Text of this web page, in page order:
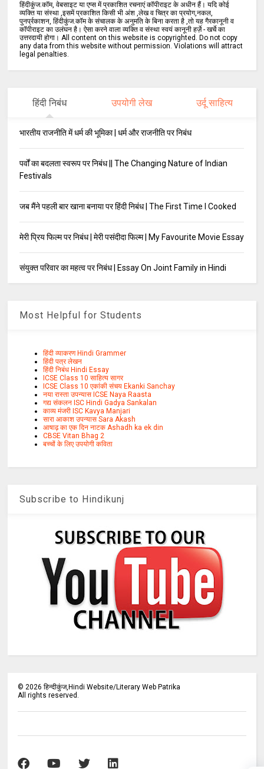
हिंदीकुंज.कॉम, वेबसाइट या एप्स में प्रकाशित रचनाएं कॉपीराइट के अधीन हैं। यदि कोई
व्यक्ति या संस्था ,इसमें प्रकाशित किसी भी अंश ,लेख व चित्र का प्रयोग,नकल,
पुनर्प्रकाशन, हिंदीकुंज.कॉम के संचालक के अनुमति के बिना करता है ,तो यह गैरकानूनी व
कॉपीराइट का उलंघन है। ऐसा करने वाला व्यक्ति व संस्था स्वयं कानूनी हर्ज़े - खर्चे का
उत्तरदायी होगा। All content on this website is copyrighted. Do not copy
any data from this website without permission. Violations will attract
legal penalties.
हिंदी निबंध उपयोगी लेख उर्दू साहित्य
भारतीय राजनीति में धर्म की भूमिका | धर्म और राजनीति पर निबंध
पर्वों का बदलता स्वरूप पर निबंध || The Changing Nature of Indian
Festivals
जब मैंने पहली बार खाना बनाया पर हिंदी निबंध | The First Time I Cooked
मेरी प्रिय फिल्म पर निबंध | मेरी पसंदीदा फिल्म | My Favourite Movie Essay
संयुक्त परिवार का महत्व पर निबंध | Essay On Joint Family in Hindi
Most Helpful for Students
हिंदी व्याकरण Hindi Grammer
हिंदी पत्र लेखन
हिंदी निबंध Hindi Essay
ICSE Class 10 साहित्य सागर
ICSE Class 10 एकांकी संचय Ekanki Sanchay
नया रास्ता उपन्यास ICSE Naya Raasta
गद्य संकलन ISC Hindi Gadya Sankalan
काव्य मंजरी ISC Kavya Manjari
सारा आकाश उपन्यास Sara Akash
आषाढ़ का एक दिन नाटक Ashadh ka ek din
CBSE Vitan Bhag 2
बच्चों के लिए उपयोगी कविता
Subscribe to Hindikunj
©2026 हिन्दीकुंज,Hindi Website/Literary Web Patrika
All rights reserved.